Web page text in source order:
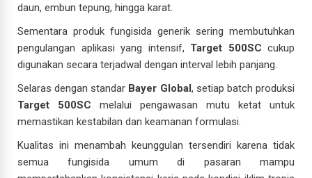
daun, embun tepung, hingga karat.
Sementara produk fungisida generik sering membutuhkan
pengulangan aplikasi yang intensif, Target 500SC cukup
digunakan secara terjadwal dengan interval lebih panjang.
Selaras dengan standar Bayer Global, setiap batch produksi
Target 500SC melalui pengawasan mutu ketat untuk
memastikan kestabilan dan keamanan formulasi.
Kualitas ini menambah keunggulan tersendiri karena tidak
semua fungisida umum di pasaran mampu